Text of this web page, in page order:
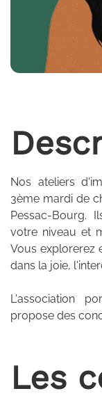
Nos ateliers
3ème mardi de
Pessac-Bourg.
votre niveau et
Vous explorerez
dans la joie,
L'association
propose des
Les